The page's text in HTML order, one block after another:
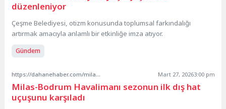
düzenleniyor
Çeşme Belediyesi, otizm konusunda toplumsal farkındalığı
artırmak amacıyla anlamlı bir etkinliğe imza atıyor.
Gündem
https://dahanehaber.com/milas-bodrum-havalimani-sezonun-ilk-dis-hat-ucusunu-karsiladi/ Mart 27, 20263:00 pm
Milas-Bodrum Havalimanı sezonun ilk dış hat
uçuşunu karşıladı